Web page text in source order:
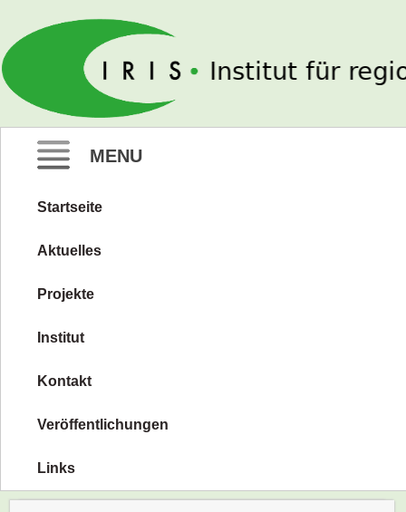
IRIS e. V.
MENU
Zum
springen
Startseite
Aktuelles
Projekte
Institut
Kontakt
Veröffentlichungen
Links